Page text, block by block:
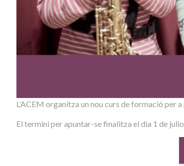
L’ACEM organitza un nou curs de formació per
El termini per apuntar-se finalitza el dia 1 de